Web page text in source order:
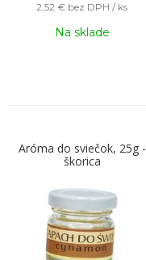
2,52 € bez DPH / ks
Na sklade
Aróma do sviečok, 25g -
škorica